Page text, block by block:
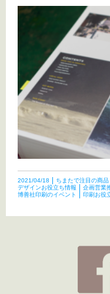
2021/04/18 ちまたで注目の商
デザインお役立ち情報
企画営業
博善社印刷のイベント
印刷お役